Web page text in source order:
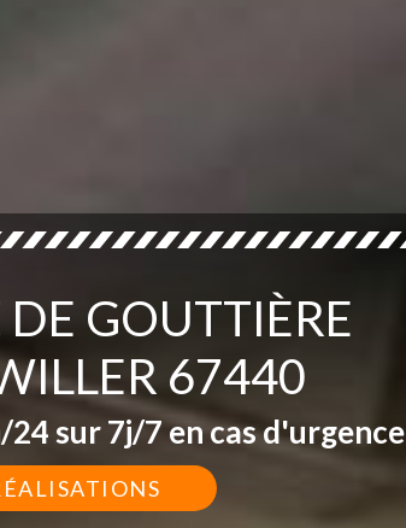
DE GOUTTIÈRE
67440
sur 7j/7 en cas d'urgence